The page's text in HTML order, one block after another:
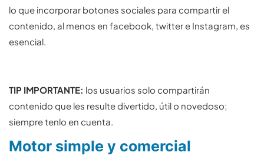
lo que incorporar botones sociales para compartir el
contenido, al menos en facebook, twitter e Instagram, es
esencial.
TIP IMPORTANTE: los usuarios solo compartirán
contenido que les resulte divertido, útil o novedoso;
siempre tenlo en cuenta.
Motor simple y comercial